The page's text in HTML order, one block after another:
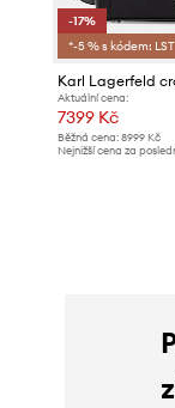
-17%
*-5 % s kódem: LST
Aktuální cena:
7399 Kč
Běžná cena: 8999 Kč
Nejnižší cena za